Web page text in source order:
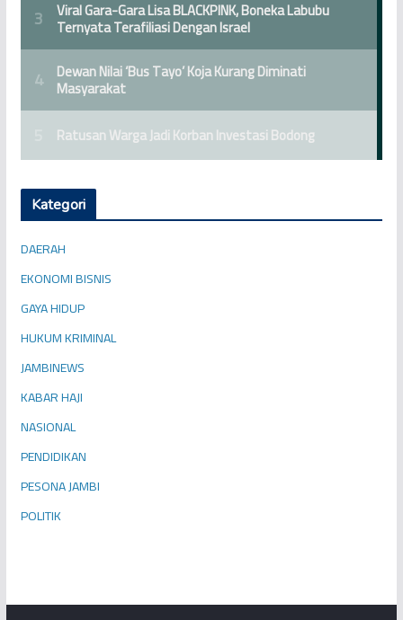
Kategori
DAERAH
EKONOMI BISNIS
GAYA HIDUP
HUKUM KRIMINAL
JAMBINEWS
KABAR HAJI
NASIONAL
PENDIDIKAN
PESONA JAMBI
POLITIK